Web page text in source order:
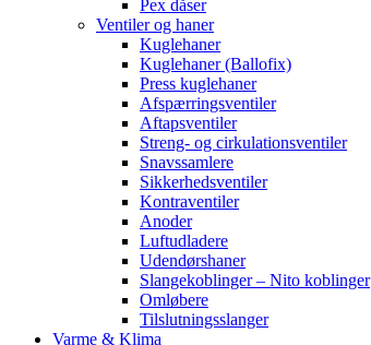
Pex dåser
Ventiler og haner
Kuglehaner
Kuglehaner (Ballofix)
Press kuglehaner
Afspærringsventiler
Aftapsventiler
Streng- og cirkulationsventiler
Snavssamlere
Sikkerhedsventiler
Kontraventiler
Anoder
Luftudladere
Udendørshaner
Slangekoblinger – Nito koblinger
Omløbere
Tilslutningsslanger
Varme & Klima